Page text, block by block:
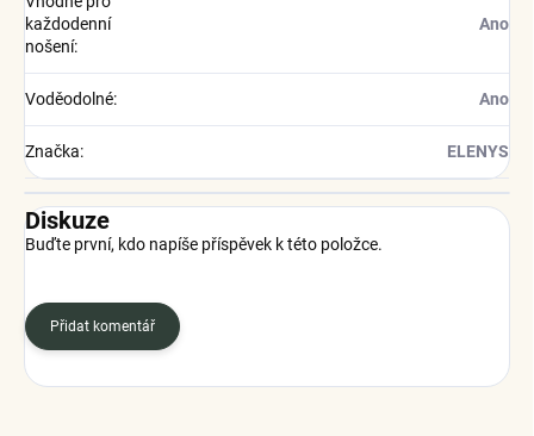
každodenní
nošení:
Ano
Voděodolné: Ano
Značka: ELENYS
Diskuze
Buďte první, kdo napíše příspěvek k této položce.
Přidat komentář